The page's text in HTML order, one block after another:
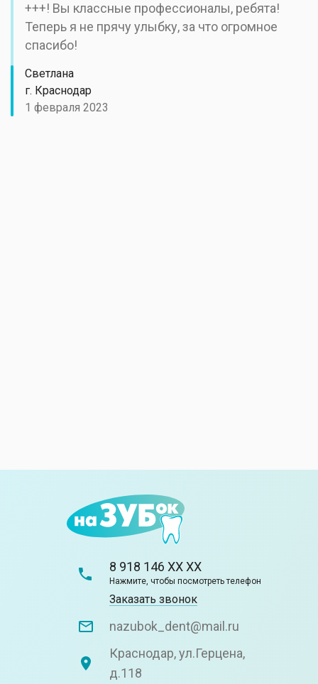
+++! Вы классные профессионалы, ребята!
Теперь я не прячу улыбку, за что огромное
спасибо!
Светлана
г. Краснодар
1 февраля 2023
8 918 146 XX XX
Нажмите, чтобы посмотреть телефон
Заказать звонок
nazubok_dent@mail.ru
Краснодар, ул.Герцена,
д.118